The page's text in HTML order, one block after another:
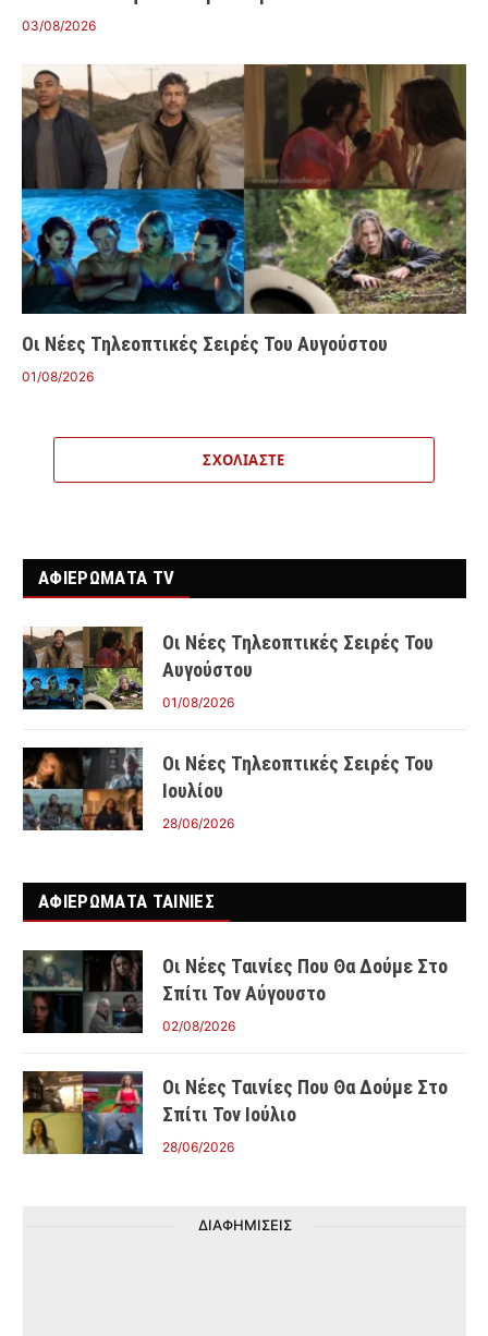
03/08/2026
Οι Νέες Τηλεοπτικές Σειρές Του Αυγούστου
01/08/2026
ΣΧΟΛΙΆΣΤΕ
ΑΦΙΕΡΩΜΑΤΑ TV
Οι Νέες Τηλεοπτικές Σειρές Του
Αυγούστου
01/08/2026
Οι Νέες Τηλεοπτικές Σειρές Του
Ιουλίου
28/06/2026
ΑΦΙΕΡΩΜΑΤΑ ΤΑΙΝΊΕΣ
Οι Νέες Ταινίες Που Θα Δούμε Στο
Σπίτι Τον Αύγουστο
02/08/2026
Οι Νέες Ταινίες Που Θα Δούμε Στο
Σπίτι Τον Ιούλιο
28/06/2026
ΔΙΑΦΗΜΙΣΕΙΣ